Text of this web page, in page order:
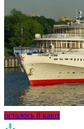
осталось 8 кают